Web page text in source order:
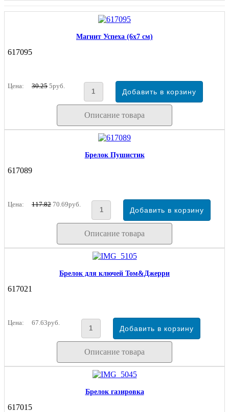
Магнит Успеха (6х7 см)
617095
Цена: 30.25 5руб.
Описание товара
Брелок Пушистик
617089
Цена: 117.82 70.69руб.
Описание товара
Брелок для ключей Том&Джерри
617021
Цена: 67.63руб.
Описание товара
Брелок газировка
617015